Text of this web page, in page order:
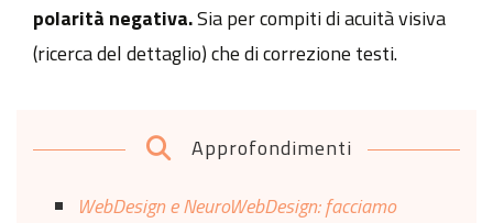
polarità negativa.Sia per compiti di acuità visiva
(ricerca del dettaglio) che di correzione testi.
Approfondimenti
WebDesign e NeuroWebDesign: facciamo